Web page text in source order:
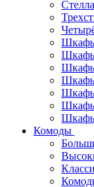
Шкафы
Комоды